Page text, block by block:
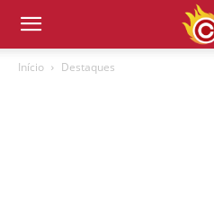
Início Destaques